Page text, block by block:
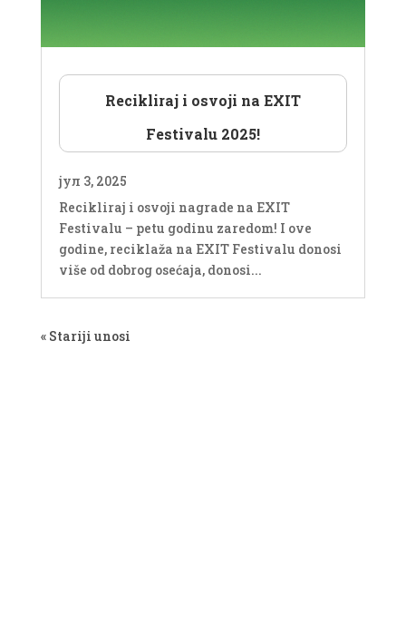
Recikliraj i osvoji na EXIT
Festivalu 2025!
јул 3, 2025
Recikliraj i osvoji nagrade na EXIT
Festivalu – petu godinu zaredom! I ove
godine, reciklaža na EXIT Festivalu donosi
više od dobrog osećaja, donosi...
« Stariji unosi